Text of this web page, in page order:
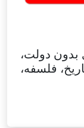
دولت،
فلسفه،